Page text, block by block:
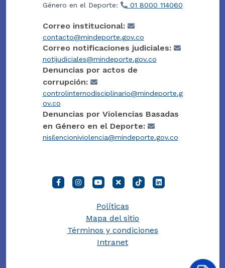
Género en el Deporte:
01 8000 114060
Correo institucional:
contacto@mindeporte.gov.co
Correo notificaciones judiciales:
notijudiciales@mindeporte.gov.co
Denuncias por actos de
corrupción:
controlinternodisciplinario@mindeporte.g
ov.co
Denuncias por Violencias Basadas
en Género en el Deporte:
nisilencioniviolencia@mindeporte.gov.co
Políticas
Mapa del sitio
Términos y condiciones
Intranet